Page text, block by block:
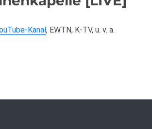
Kanal, EWTN, K-TV, u. v. a.